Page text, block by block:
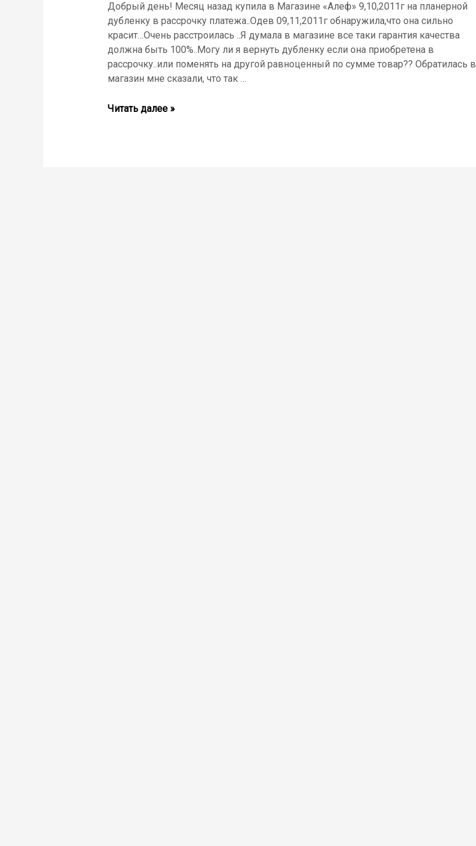
Добрый день! Месяц назад купила в Магазине «Алеф» 9,10,2011г на планерной
дубленку в рассрочку платежа..Одев 09,11,2011г обнаружила,что она сильно
красит…Очень расстроилась ..Я думала в магазине все таки гарантия качества
должна быть 100%..Могу ли я вернуть дубленку если она приобретена в
рассрочку..или поменять на другой равноценный по сумме товар?? Обратилась в
магазин мне сказали, что так …
Читать далее »